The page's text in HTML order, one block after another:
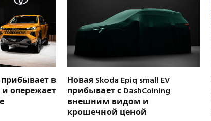
прибывает в
опережает
Новая Skoda Epiq small EV
прибывает с DashCoining
внешним видом и
крошечной ценой